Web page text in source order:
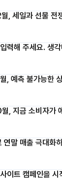
, 세일과 선물 전
력해 주세요. 생
, 예측 불가능한
, 지금 소비자가
연말 매출 극대화
이트 캠페인을 시